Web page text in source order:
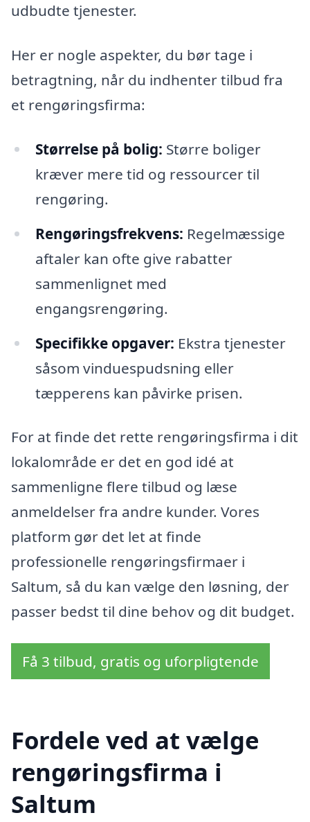
udbudte tjenester.
Her er nogle aspekter, du bør tage i
betragtning, når du indhenter tilbud fra
et rengøringsfirma:
Størrelse på bolig: Større boliger
kræver mere tid og ressourcer til
rengøring.
Rengøringsfrekvens: Regelmæssige
aftaler kan ofte give rabatter
sammenlignet med
engangsrengøring.
Specifikke opgaver: Ekstra tjenester
såsom vinduespudsning eller
tæpperens kan påvirke prisen.
For at finde det rette rengøringsfirma i dit
lokalområde er det en god idé at
sammenligne flere tilbud og læse
anmeldelser fra andre kunder. Vores
platform gør det let at finde
professionelle rengøringsfirmaer i
Saltum, så du kan vælge den løsning, der
passer bedst til dine behov og dit budget.
Få 3 tilbud, gratis og uforpligtende
Fordele ved at vælge
rengøringsfirma i
Saltum